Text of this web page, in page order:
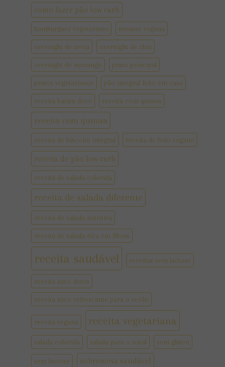
como fazer pão low carb
hamburguer vegetariano mousse vegana
overnight de aveia overnight de chia
overnight de morango prato principal
pratos vegetarianos pão integral feito em casa
receita batata doce receita com quinoa
receita com quinua
receita de biscoito integral receita de bolo vegano
receita de pão low carb
receita de salada colorida
receita de salada diferente
receita de salada nutritiva
receita de salada rica em fibras
receita saudável receitas sem lactose
receita suco detox
receita suco refrescante para o verão
receita vegana receita vegetariana
salada colorida salada para o natal sem glúten
sem lactose sobremesa saudável